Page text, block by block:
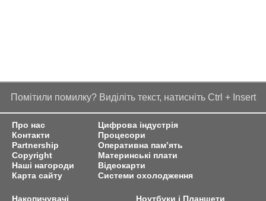
Помітили помилку? Виділіть текст, натисніть Ctrl + Insert
Про нас
Контакти
Partnership
Copyright
Наші нагороди
Карта сайту
Цифрова індустрія
Процесори
Оперативна пам’ять
Материнські плати
Відеокарти
Системи охолодження
Накопичувачі Ноутбуки і Планшети